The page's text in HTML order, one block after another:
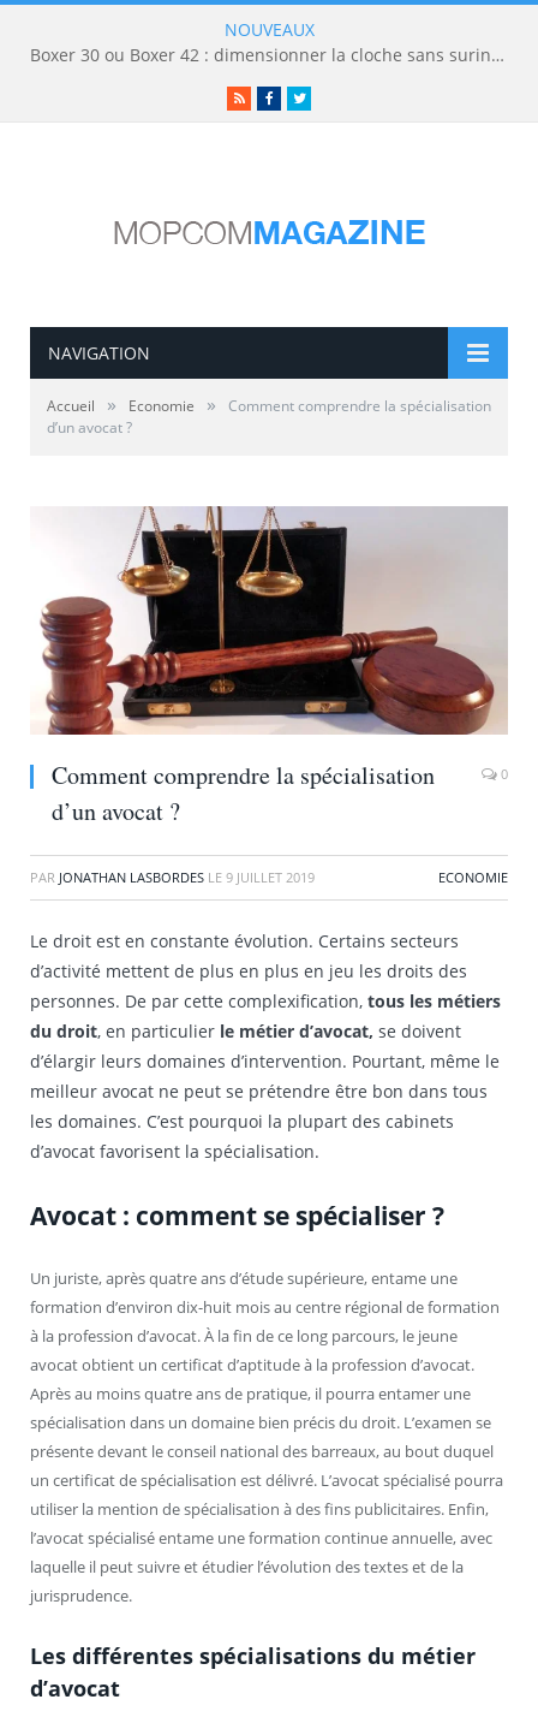
NOUVEAUX
Boxer 30 ou Boxer 42 : dimensionner la cloche sans surinvestir
RSSFacebookTwitter
NAVIGATION
Accueil » Economie »
Comment comprendre la spécialisation
d’un avocat ?
Comment comprendre la spécialisation
d’un avocat ?
0
PAR JONATHAN LASBORDES LE 9 JUILLET 2019 ECONOMIE
Le droit est en constante évolution. Certains secteurs
d’activité mettent de plus en plus en jeu les droits des
personnes. De par cette complexification, tous les métiers
du droit, en particulier le métier d’avocat, se doivent
d’élargir leurs domaines d’intervention. Pourtant, même le
meilleur avocat ne peut se prétendre être bon dans tous
les domaines. C’est pourquoi la plupart des cabinets
d’avocat favorisent la spécialisation.
Avocat : comment se spécialiser ?
Un juriste, après quatre ans d’étude supérieure, entame une
formation d’environ dix-huit mois au centre régional de formation
à la profession d’avocat. À la fin de ce long parcours, le jeune
avocat obtient un certificat d’aptitude à la profession d’avocat.
Après au moins quatre ans de pratique, il pourra entamer une
spécialisation dans un domaine bien précis du droit. L’examen se
présente devant le conseil national des barreaux, au bout duquel
un certificat de spécialisation est délivré. L’avocat spécialisé pourra
utiliser la mention de spécialisation à des fins publicitaires. Enfin,
l’avocat spécialisé entame une formation continue annuelle, avec
laquelle il peut suivre et étudier l’évolution des textes et de la
jurisprudence.
Les différentes spécialisations du métier
d’avocat